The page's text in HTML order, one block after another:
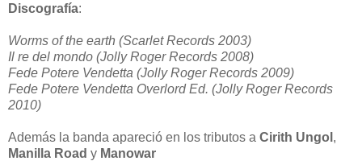
Discografía:
Worms of the earth (Scarlet Records 2003)
Il re del mondo (Jolly Roger Records 2008)
Fede Potere Vendetta (Jolly Roger Records 2009)
Fede Potere Vendetta Overlord Ed. (Jolly Roger Records
2010)
Además la banda apareció en los tributos a Cirith Ungol ,
Manilla Road y Manowar